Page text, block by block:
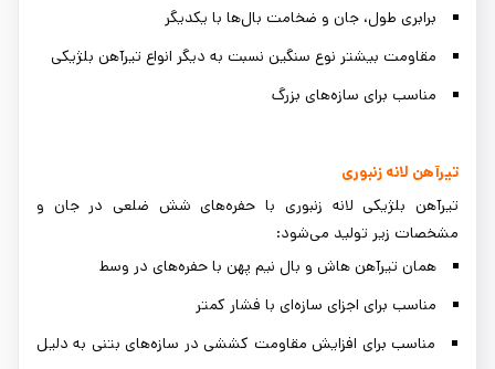
برابری طول، جان و ضخامت بال‌ها با یکدیگر
مقاومت بیشتر نوع سنگین نسبت به دیگر انواع تیرآهن بلژیکی
مناسب برای سازه‌های بزرگ
تیرآهن لانه زنبوری
تیرآهن بلژیکی لانه زنبوری با حفره‌های شش ضلعی در جان و
مشخصات زیر تولید می‌شود:
همان تیرآهن هاش و بال نیم پهن با حفره‌های در وسط
مناسب برای اجزای سازه‌ای با فشار کمتر
مناسب برای افزایش مقاومت کششی در سازه‌های بتنی به دلیل